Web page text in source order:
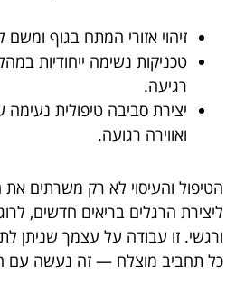
זיהוי אזורי המתח בגוף
טכניקות נשימה ייחודיות
רגיעה.
יצירת סביבה טיפולית
ואווירה רגועה.
הטיפול והעיסוי לא רק משרתים
ליצירת הרגלים בריאים חדשים,
ורגשי. זו עבודה על עצמך שניתן
כל תחביב מוצלח — זה נעשה עם